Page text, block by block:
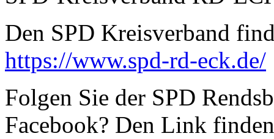
Den SPD Kreisverband
https://www.spd-rd-eck.de/
Folgen Sie der SPD
Facebook? Den Link